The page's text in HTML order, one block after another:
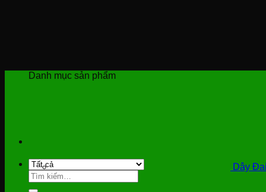
Tìm
kiếm:
Danh mục sản phẩm
Dây